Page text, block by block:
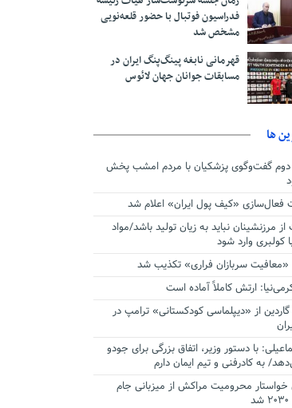
فدراسیون فوتبال با حضور قلعه‌نویی
مشخص شد
قهرمانی نابغه پینگ‌پنگ ایران در
مسابقات جوانان جهان لائوس
ها
گفت‌وگوی پزشکیان با مردم امشب پخش
فعال‌سازی «کیف پول ایران» اعلام شد
مرزنشینان نباید به زیان تولید باشد/مواد
کولبری وارد شود
«معافیت سربازان فراری» تکذیب شد
ارتش کاملاً آماده است
از «دیپلماسی کودکستانی» ترامپ در
با دستور وزیر، اتفاق بزرگی برای جودو
به کادرفنی و تیم ایمان دارم
خواستار محرومیت مراکش از میزبانی جام